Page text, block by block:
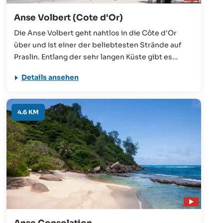
Anse Volbert (Cote d'Or)
Die Anse Volbert geht nahtlos in die Côte d'Or
über und ist einer der beliebtesten Strände auf
Praslin. Entlang der sehr langen Küste gibt es
Restaurants. Das seicht abfallende und sehr
Familien mit Kindern, aber auch für jeden anderen
Seychellen-Urlauber!
Details ansehen
4.6 KM